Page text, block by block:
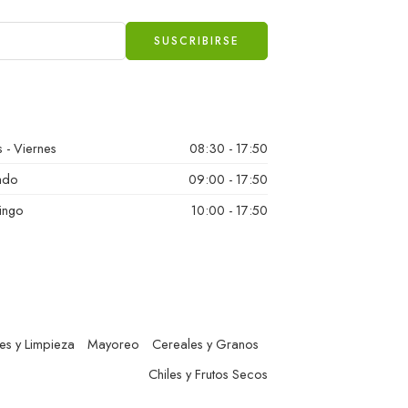
- Viernes
08:30 - 17:50
09:00 - 17:50
10:00 - 17:50
y Limpieza Mayoreo
Cereales y Granos
Chiles y Frutos Secos